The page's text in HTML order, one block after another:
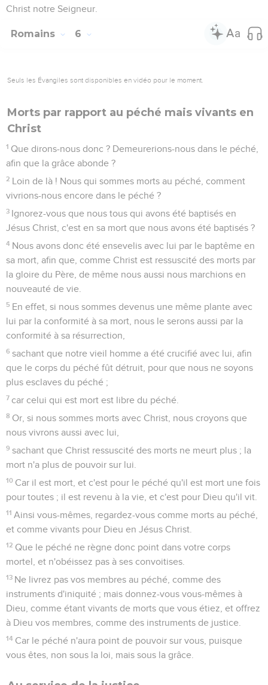
Christ notre Seigneur.
Romains 6
Seuls les Évangiles sont disponibles en vidéo pour le moment.
Morts par rapport au péché mais vivants en
Christ
1 Que dirons-nous donc ? Demeurerions-nous dans le péché,
afin que la grâce abonde ?
2 Loin de là ! Nous qui sommes morts au péché, comment
vivrions-nous encore dans le péché ?
3 Ignorez-vous que nous tous qui avons été baptisés en
Jésus Christ, c'est en sa mort que nous avons été baptisés ?
4 Nous avons donc été ensevelis avec lui par le baptême en
sa mort, afin que, comme Christ est ressuscité des morts par
la gloire du Père, de même nous aussi nous marchions en
nouveauté de vie.
5 En effet, si nous sommes devenus une même plante avec
lui par la conformité à sa mort, nous le serons aussi par la
conformité à sa résurrection,
6 sachant que notre vieil homme a été crucifié avec lui, afin
que le corps du péché fût détruit, pour que nous ne soyons
plus esclaves du péché ;
7 car celui qui est mort est libre du péché.
8 Or, si nous sommes morts avec Christ, nous croyons que
nous vivrons aussi avec lui,
9 sachant que Christ ressuscité des morts ne meurt plus ; la
mort n'a plus de pouvoir sur lui.
10 Car il est mort, et c'est pour le péché qu'il est mort une fois
pour toutes ; il est revenu à la vie, et c'est pour Dieu qu'il vit.
11 Ainsi vous-mêmes, regardez-vous comme morts au péché,
et comme vivants pour Dieu en Jésus Christ.
12 Que le péché ne règne donc point dans votre corps
mortel, et n'obéissez pas à ses convoitises.
13 Ne livrez pas vos membres au péché, comme des
instruments d'iniquité ; mais donnez-vous vous-mêmes à
Dieu, comme étant vivants de morts que vous étiez, et offrez
à Dieu vos membres, comme des instruments de justice.
14 Car le péché n'aura point de pouvoir sur vous, puisque
vous êtes, non sous la loi, mais sous la grâce.